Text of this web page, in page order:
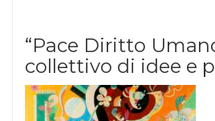
“Pace Diritto
collettivo di idee e